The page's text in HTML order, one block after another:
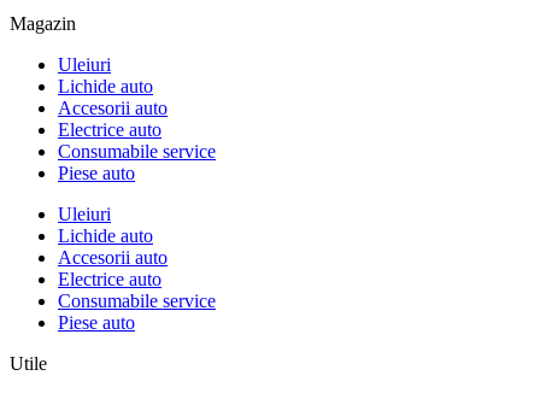
Magazin
Uleiuri
Lichide auto
Accesorii auto
Electrice auto
Consumabile service
Piese auto
Uleiuri
Lichide auto
Accesorii auto
Electrice auto
Consumabile service
Piese auto
Utile